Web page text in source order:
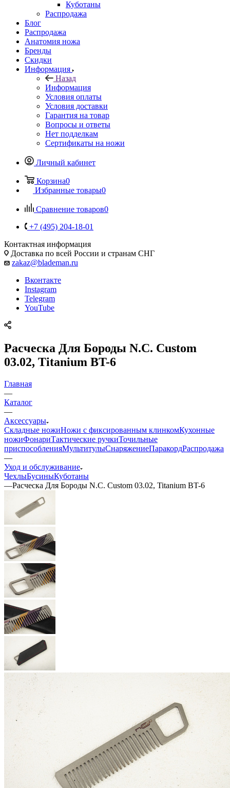
Куботаны
Распродажа
Блог
Распродажа
Анатомия ножа
Бренды
Скидки
Информация
Назад
Информация
Условия оплаты
Условия доставки
Гарантия на товар
Вопросы и ответы
Нет подделкам
Сертификаты на ножи
Личный кабинет
Корзина0
Избранные товары0
Сравнение товаров0
+7 (495) 204-18-01
Контактная информация
Доставка по всей России и странам СНГ
zakaz@blademan.ru
Вконтакте
Instagram
Telegram
YouTube
Расческа Для Бороды N.C. Custom
03.02, Titanium BT-6
Главная
—
Каталог
—
Аксессуары
Складные ножиНожи с фиксированным клинкомКухонные
ножиФонариТактические ручкиТочильные
приспособленияМультитулыСнаряжениеПаракордРаспродажа
—
Уход и обслуживание
ЧехлыБусиныКуботаны
—Расческа Для Бороды N.C. Custom 03.02, Titanium BT-6